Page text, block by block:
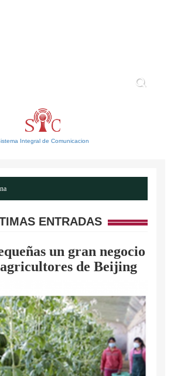
Integral de Comunicacion
ENTRADAS
un gran negocio
de Beijing